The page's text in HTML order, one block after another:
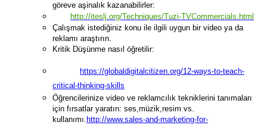
göreve aşinalık kazanabilirler:
http://iteslj.org/Techniques/Tuzi-TVCommercials.html
Çalışmak istediğiniz konu ile ilgili uygun bir video ya da
reklamı araştırın.
Kritik Düşünme nasıl öğretilir:
https://globaldigitalcitizen.org/12-ways-to-teach-
critical-thinking-skills
Öğrencilerinize video ve reklamcılık tekniklerini tanımaları
için fırsatlar yaratın: ses,müzik,resim vs.
kullanımı. http://www.sales-and-marketing-for-